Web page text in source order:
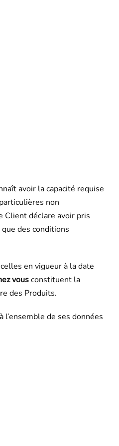
avoir la capacité requise
non
Client déclare avoir pris
des conditions
en vigueur à la date
vousconstituent la
des Produits.
de ses données